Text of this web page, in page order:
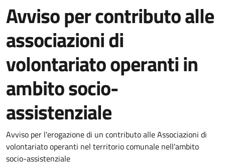
Avviso per contributo alle
associazioni di
volontariato operanti in
ambito socio-
assistenziale
Dettaglio del documento
Avviso per l'erogazione di un contributo alle Associazioni di
volontariato operanti nel territorio comunale nell'ambito
socio-assistenziale